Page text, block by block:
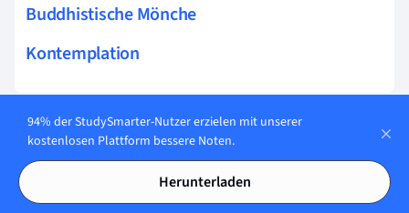
Buddhistische Mönche
Kontemplation
Karteikarten in Jing
und Shen
12
94% der StudySmarter-Nutzer erzielen mit unserer
kostenlosen Plattform bessere Noten.
Herunterladen